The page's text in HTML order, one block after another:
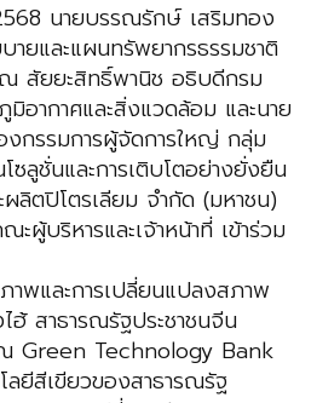
นายบรรณรักษ์ เสริมทอง
ายและแผนทรัพยากรธรรมชาติ
สัยยะสิทธิ์พานิช อธิบดีกรม
อากาศและสิ่งแวดล้อม และนาย
กรรมการผู้จัดการใหญ่ กลุ่ม
ซลูชั่นและการเติบโตอย่างยั่งยืน
ลิตปิโตรเลียม จำกัด (มหาชน)
ผู้บริหารและเจ้าหน้าที่ เข้าร่วม
าพและการเปลี่ยนแปลงสภาพ
สาธารณรัฐประชาชนจีน
Green Technology Bank
ลยีสีเขียวของสาธารณรัฐ